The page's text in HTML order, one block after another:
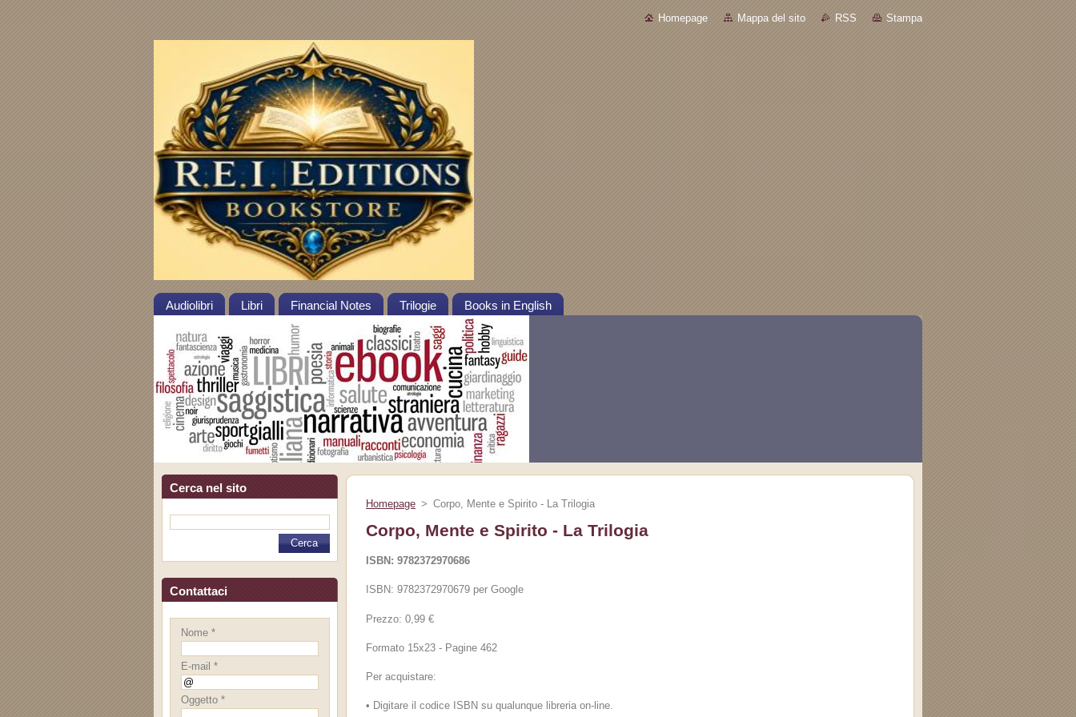
Homepage Mappa del sito RSS Stampa
Audiolibri Libri Financial Notes Trilogie Books in English
Cerca nel sito
Contattaci
Nome *
E-mail *
Oggetto *
Homepage > Corpo, Mente e Spirito - La Trilogia
Corpo, Mente e Spirito - La Trilogia
ISBN: 9782372970686
ISBN: 9782372970679 per Google
Prezzo: 0,99 €
Formato 15x23 - Pagine 462
Per acquistare:
• Digitare il codice ISBN su qualunque libreria on-line.